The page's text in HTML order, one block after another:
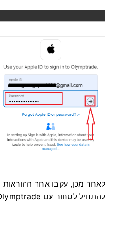
לאחר מכן, עקבו אחר ההוראות
להתחיל לסחור עם Olymptrade.